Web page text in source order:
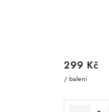
299 Kč
/ balení